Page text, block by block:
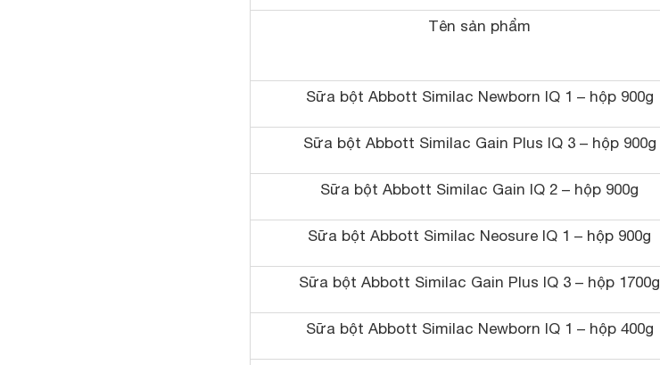
Tên sản phẩm
Sữa bột Abbott Similac Newborn IQ 1 – hộp 900g
Sữa bột Abbott Similac Gain Plus IQ 3 – hộp 900g
Sữa bột Abbott Similac Gain IQ 2 – hộp 900g
Sữa bột Abbott Similac Neosure IQ 1 – hộp 900g
Sữa bột Abbott Similac Gain Plus IQ 3 – hộp 1700g
Sữa bột Abbott Similac Newborn IQ 1 – hộp 400g